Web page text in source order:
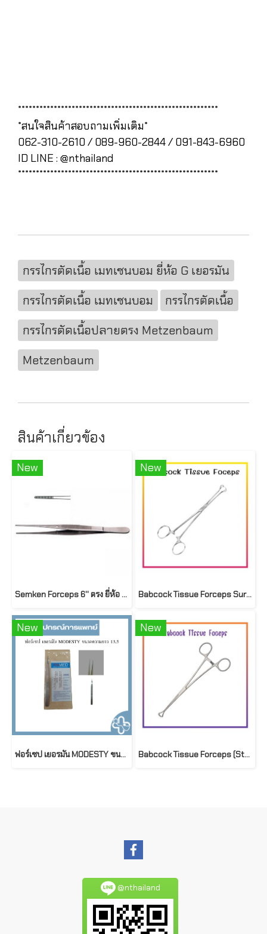
********************************************************
*สนใจสินค้าสอบถามเพิ่มเติม*
062-310-2610 / 089-960-2844 / 091-843-6960
ID LINE : @nthailand
********************************************************
กรรไกรตัดเนื้อ เมทเซนบอม ยี่ห้อ G เยอรมัน
กรรไกรตัดเนื้อ เมทเซนบอม
กรรไกรตัดเนื้อ
กรรไกรตัดเนื้อปลายตรง Metzenbaum
Metzenbaum
สินค้าเกี่ยวข้อง
New
Semken Forceps 6'' ตรง ยี่ห้อ Mira
New
Babcock Tissue Forceps Survet
New
ฟอร์เซป เยอรมัน MODESTY ขนาดความยาว 13.5
New
Babcock Tissue Forceps (Starmed)
@nthailand